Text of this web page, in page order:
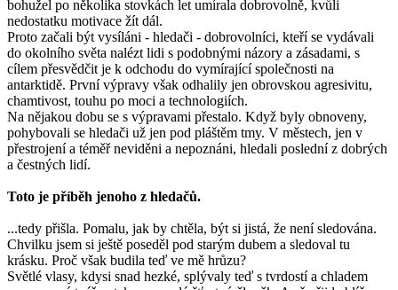
bohužel po několika stovkách let umírala dobrovolně, kvůli
nedostatku motivace žít dál.
Proto začali být vysíláni - hledači - dobrovolníci, kteří se vydávali
do okolního světa nalézt lidi s podobnými názory a zásadami, s
cílem přesvědčit je k odchodu do vymírající společnosti na
antarktidě. První výpravy však odhalily jen obrovskou agresivitu,
chamtivost, touhu po moci a technologiích.
Na nějakou dobu se s výpravami přestalo. Když byly obnoveny,
pohybovali se hledači už jen pod pláštěm tmy. V městech, jen v
přestrojení a téměř neviděni a nepoznáni, hledali poslední z dobrých
a čestných lidí.
Toto je příběh jenoho z hledačů.
...tedy přišla. Pomalu, jak by chtěla, být si jistá, že není sledována.
Chvilku jsem si ještě poseděl pod starým dubem a sledoval tu
krásku. Proč však budila teď ve mě hrůzu?
Světlé vlasy, kdysi snad hezké, splývaly teď s tvrdostí a chladem